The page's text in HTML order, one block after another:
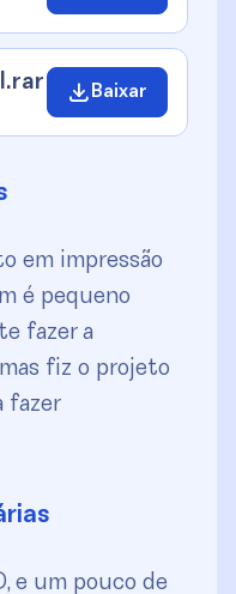
Baixar
em impressão
é pequeno
fazer a
fiz o projeto
fazer
e um pouco de